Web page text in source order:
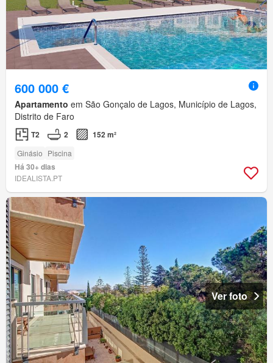
600 000 €
Apartamento em São Gonçalo de Lagos, Município de Lagos,
Distrito de Faro
T2 2 152 m²
Ginásio Piscina
Há 30+ dias
IDEALISTA.PT
Ver foto